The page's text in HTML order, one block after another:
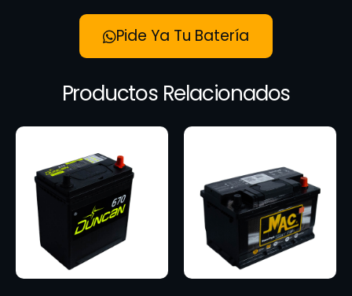
Pide Ya Tu Batería
Productos Relacionados